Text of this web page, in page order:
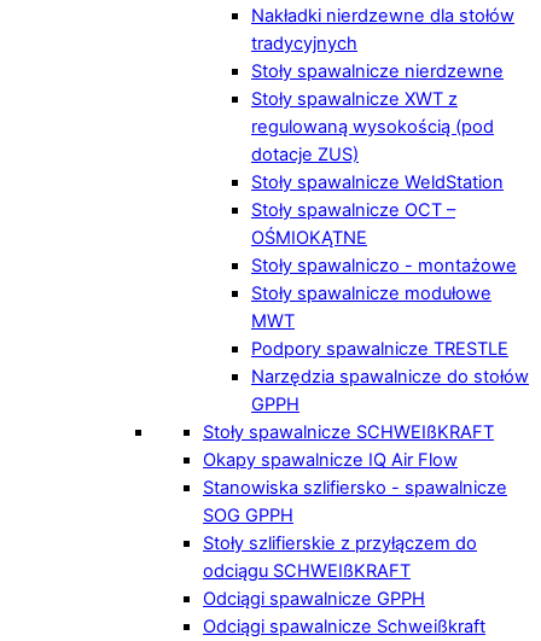
Nakładki nierdzewne dla stołów
tradycyjnych
Stoły spawalnicze nierdzewne
Stoły spawalnicze XWT z
regulowaną wysokością (pod
dotacje ZUS)
Stoły spawalnicze WeldStation
Stoły spawalnicze OCT –
OŚMIOKĄTNE
Stoły spawalniczo - montażowe
Stoły spawalnicze modułowe
MWT
Podpory spawalnicze TRESTLE
Narzędzia spawalnicze do stołów
GPPH
Stoły spawalnicze SCHWEIßKRAFT
Okapy spawalnicze IQ Air Flow
Stanowiska szlifiersko - spawalnicze
SOG GPPH
Stoły szlifierskie z przyłączem do
odciągu SCHWEIßKRAFT
Odciągi spawalnicze GPPH
Odciągi spawalnicze Schweißkraft